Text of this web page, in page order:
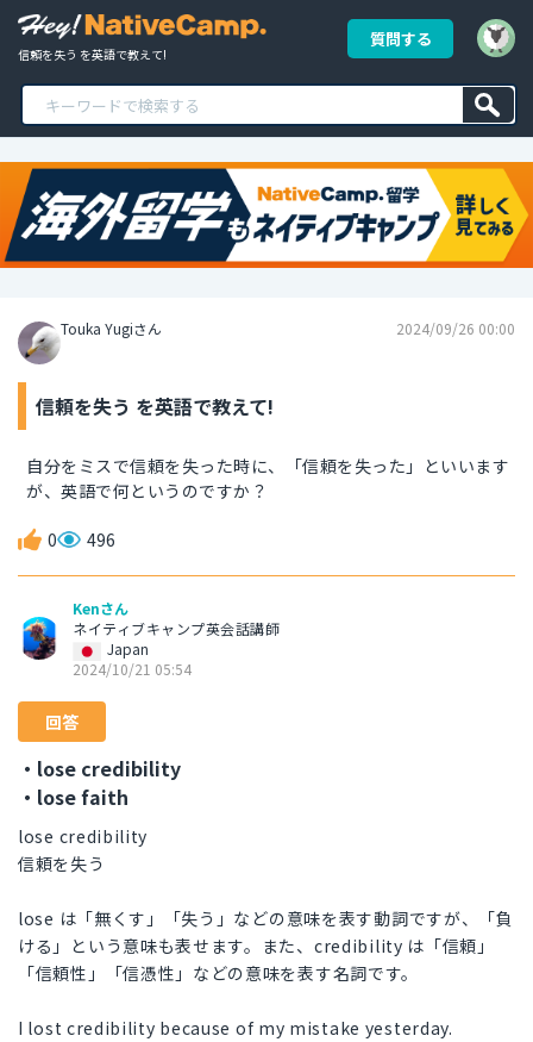
信頼を失う を英語で教えて!
質問する
Touka Yugiさん 2024/09/26 00:00
信頼を失う を英語で教えて!
自分をミスで信頼を失った時に、「信頼を失った」といいます
が、英語で何というのですか？
0 496
Kenさん
ネイティブキャンプ英会話講師
Japan
2024/10/21 05:54
回答
・lose credibility
・lose faith
lose credibility
信頼を失う
lose は「無くす」「失う」などの意味を表す動詞ですが、「負
ける」という意味も表せます。また、credibility は「信頼」
「信頼性」「信憑性」などの意味を表す名詞です。
I lost credibility because of my mistake yesterday.